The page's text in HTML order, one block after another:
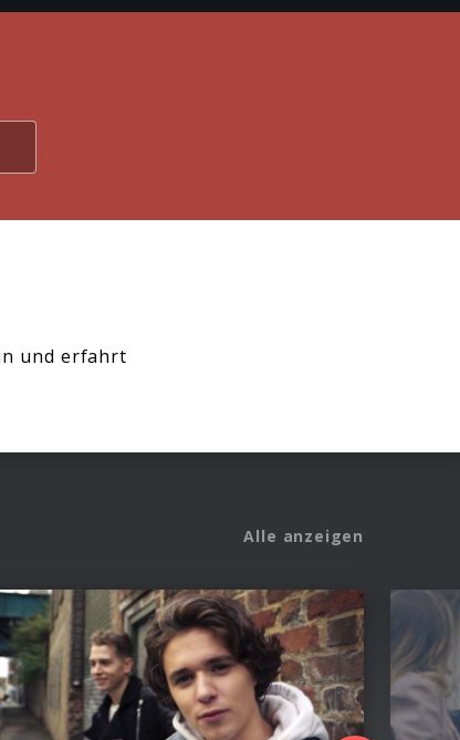
und erfahrt
Alle anzeigen